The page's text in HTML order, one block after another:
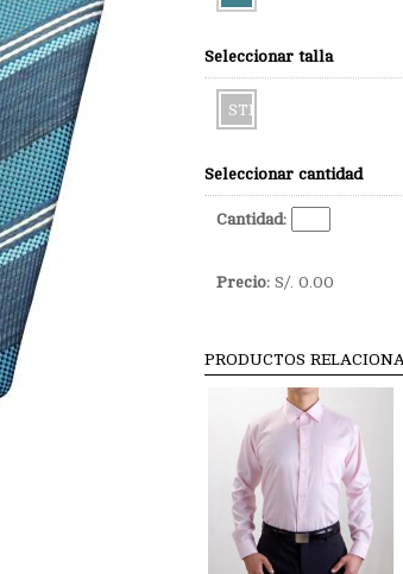
Seleccionar talla
STD
Seleccionar cantidad
Cantidad:
Precio: S/. 0.00
PRODUCTOS